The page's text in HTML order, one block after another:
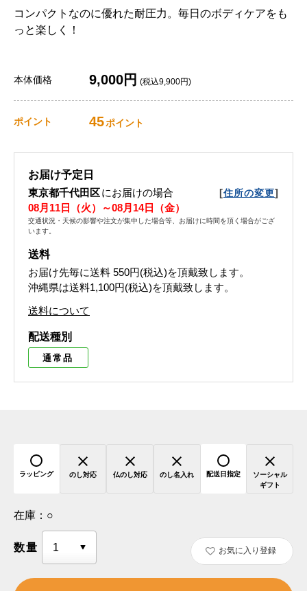
コンパクトなのに優れた耐圧力。毎日のボディケアをも
っと楽しく！
本体価格 9,000円 (税込9,900円)
ポイント 45ポイント
お届け予定日
東京都千代田区にお届けの場合 [住所の変更]
08月11日（火）～08月14日（金）
交通状況・天候の影響や注文が集中した場合等、お届けに時間を頂く場合がござ
います。
送料
お届け先毎に送料 550円(税込)を頂戴致します。
沖縄県は送料1,100円(税込)を頂戴致します。
送料について
配送種別
通常品
ラッピング のし対応 仏のし対応 のし名入れ 配送日指定
ソーシャル
ギフト
在庫： ○
数量 お気に入り登録